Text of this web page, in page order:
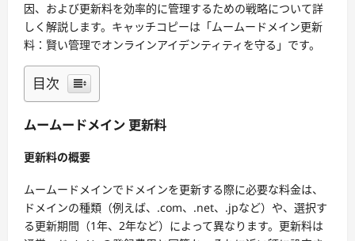
因、および更新料を効率的に管理するための戦略について詳
しく解説します。キャッチコピーは「ムームードメイン更新
料：賢い管理でオンラインアイデンティティを守る」です。
目次
ムームードメイン 更新料
更新料の概要
ムームードメインでドメインを更新する際に必要な料金は、
ドメインの種類（例えば、.com、.net、.jpなど）や、選択す
る更新期間（1年、2年など）によって異なります。更新料は